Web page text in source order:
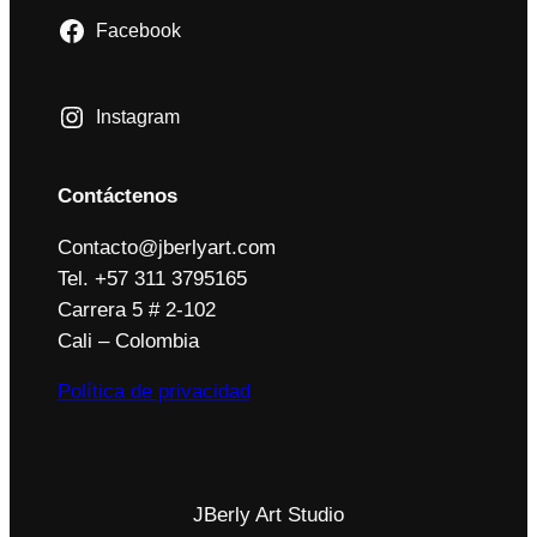
Facebook
Instagram
Contáctenos
Contacto@jberlyart.com
Tel. +57 311 3795165
Carrera 5 # 2-102
Cali – Colombia
Política de privacidad
JBerly Art Studio